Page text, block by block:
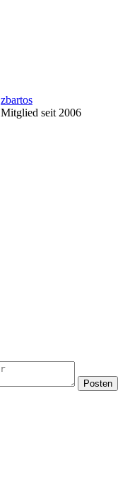
zbartos
Mitglied seit 2006